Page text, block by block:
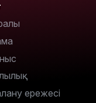
ережесі